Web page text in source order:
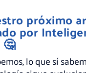
próximo
por
lo que sí